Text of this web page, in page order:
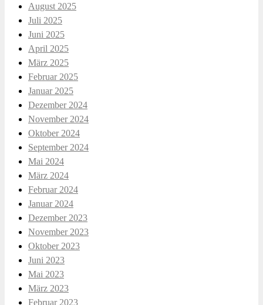
August 2025
Juli 2025
Juni 2025
April 2025
März 2025
Februar 2025
Januar 2025
Dezember 2024
November 2024
Oktober 2024
September 2024
Mai 2024
März 2024
Februar 2024
Januar 2024
Dezember 2023
November 2023
Oktober 2023
Juni 2023
Mai 2023
März 2023
Februar 2023